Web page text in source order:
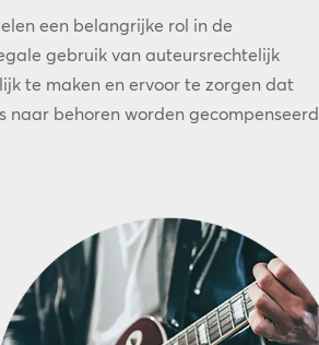
een belangrijke rol in de
gebruik van auteursrechtelijk
te maken en ervoor te zorgen dat
naar behoren worden gecompenseerd